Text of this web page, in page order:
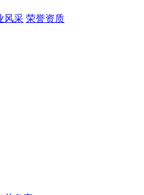
风采 荣誉资质